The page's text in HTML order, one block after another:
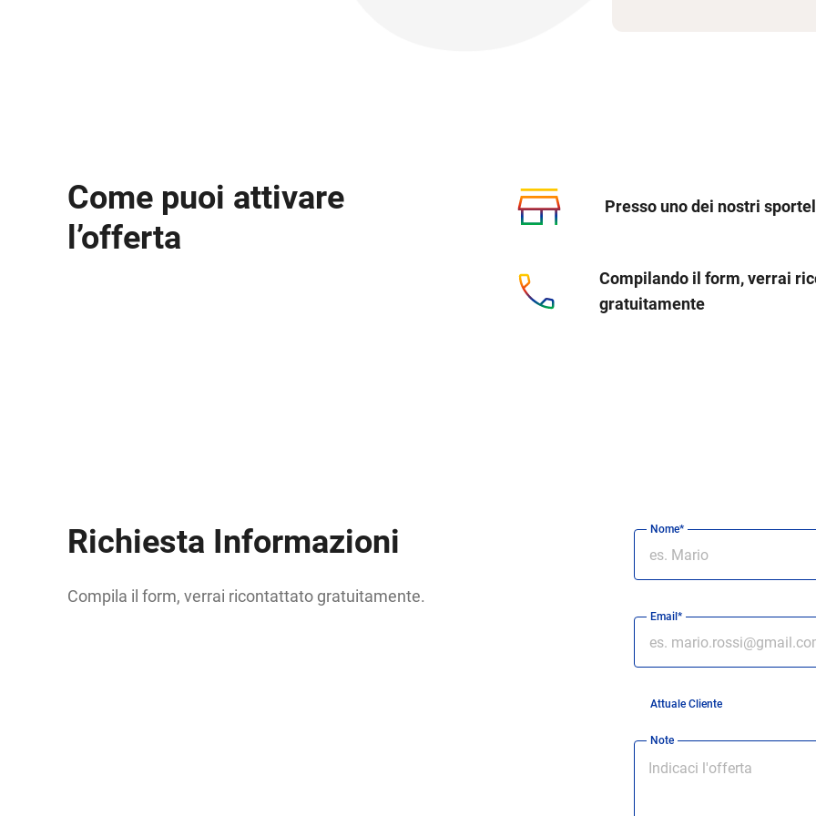
Come puoi attivare
l’offerta
Presso uno dei nostri
Compilando il form, verrai
gratuitamente
Richiesta Informazioni
Compila il form, verrai ricontattato gratuitamente.
Nome*
Email*
Attuale Cliente
Note